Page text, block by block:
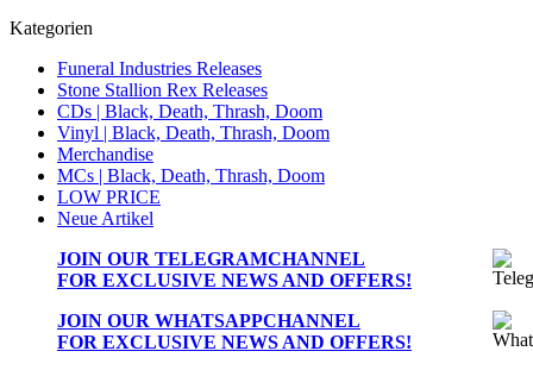
Kategorien
Funeral Industries Releases
Stone Stallion Rex Releases
CDs | Black, Death, Thrash, Doom
Vinyl | Black, Death, Thrash, Doom
Merchandise
MCs | Black, Death, Thrash, Doom
LOW PRICE
Neue Artikel
JOIN OUR TELEGRAMCHANNEL
FOR EXCLUSIVE NEWS AND OFFERS!
JOIN OUR WHATSAPPCHANNEL
FOR EXCLUSIVE NEWS AND OFFERS!